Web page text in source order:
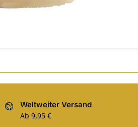
Weltweiter Versand
Ab 9,95 €